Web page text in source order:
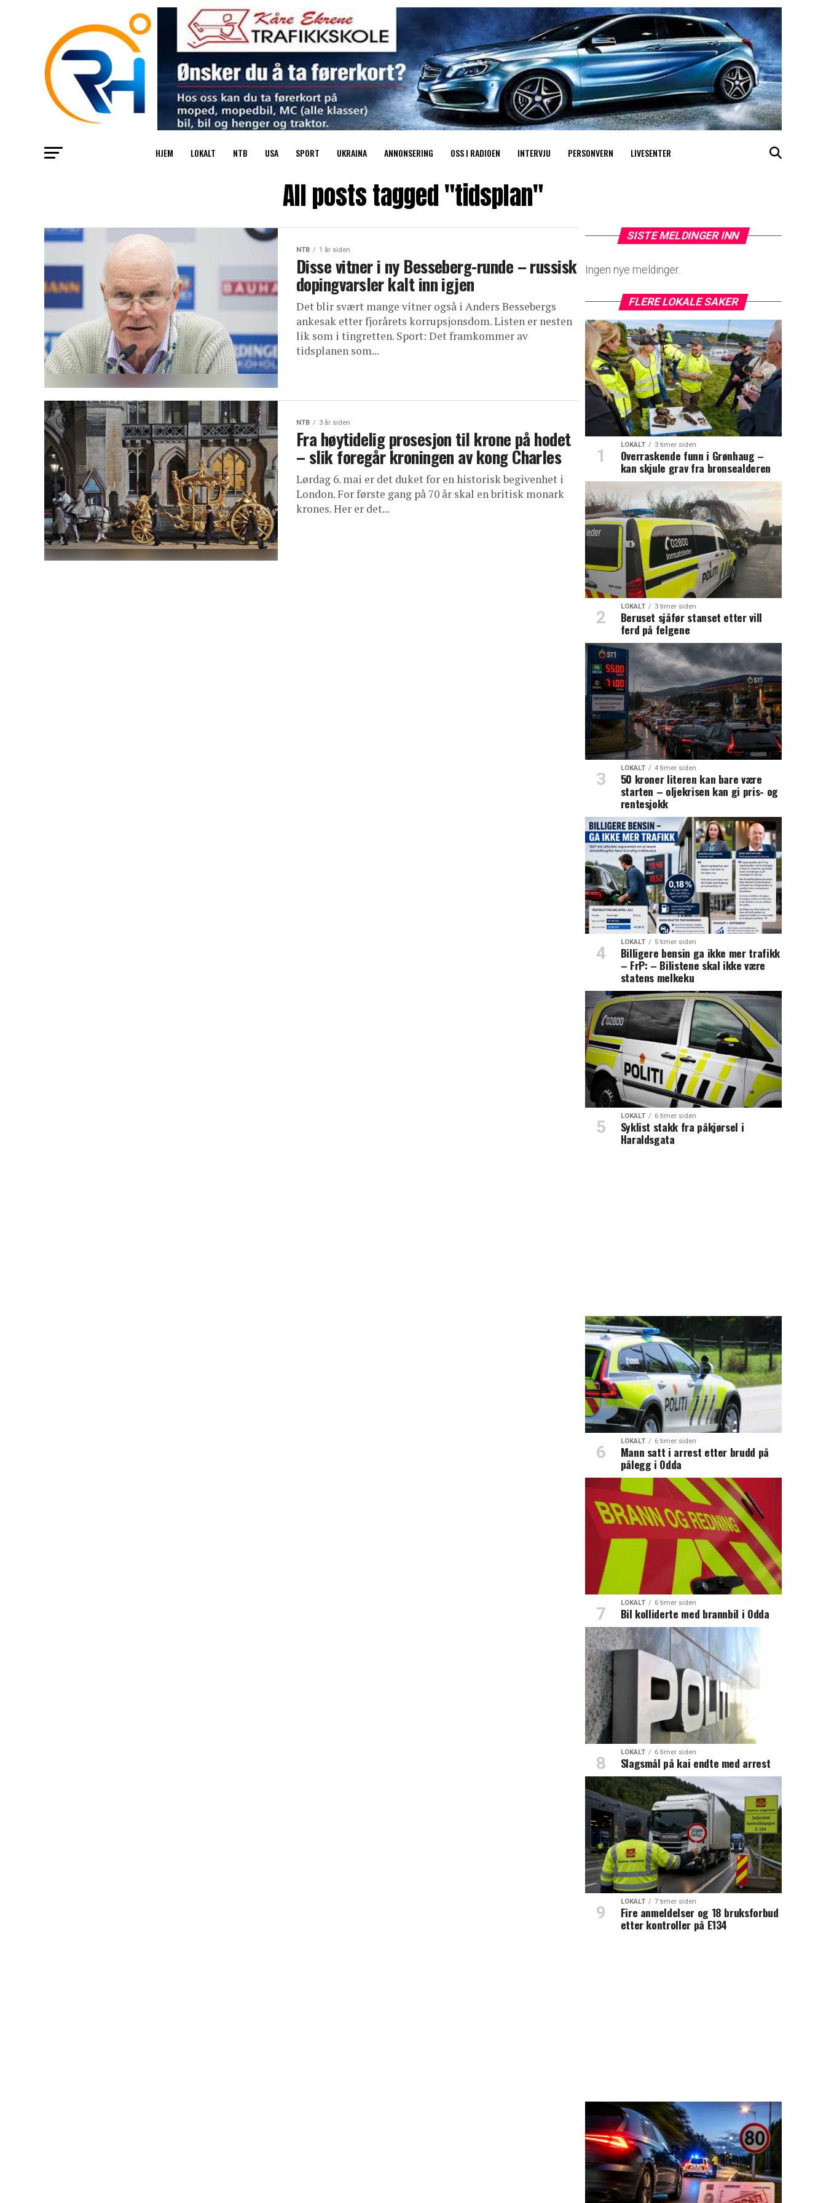
HJEM LOKALT NTB USA SPORT UKRAINA ANNONSERING OSS I RADIOEN INTERVJU PERSONVERN LIVESENTER
All posts tagged "tidsplan"
NTB 1 år siden
Disse vitner i ny Besseberg-runde – russisk
dopingvarsler kalt inn igjen
Det blir svært mange vitner også i Anders Bessebergs
ankesak etter fjorårets korrupsjonsdom. Listen er nesten
lik som i tingretten. Sport: Det framkommer av
tidsplanen som...
NTB 3 år siden
Fra høytidelig prosesjon til krone på hodet
– slik foregår kroningen av kong Charles
Lørdag 6. mai er det duket for en historisk begivenhet i
London. For første gang på 70 år skal en britisk monark
krones. Her er det...
SISTE MELDINGER INN
Ingen nye meldinger.
FLERE LOKALE SAKER
LOKALT 3 timer siden
Overraskende funn i Grønhaug –
kan skjule grav fra bronsealderen
LOKALT 3 timer siden
Beruset sjåfør stanset etter vill
ferd på felgene
LOKALT 4 timer siden
50 kroner literen kan bare være
starten – oljekrisen kan gi pris- og
rentesjokk
LOKALT 5 timer siden
Billigere bensin ga ikke mer trafikk
– FrP: – Bilistene skal ikke være
statens melkeku
LOKALT 6 timer siden
Syklist stakk fra påkjørsel i
Haraldsgata
LOKALT 6 timer siden
Mann satt i arrest etter brudd på
pålegg i Odda
LOKALT 6 timer siden
Bil kolliderte med brannbil i Odda
LOKALT 6 timer siden
Slagsmål på kai endte med arrest
LOKALT 7 timer siden
Fire anmeldelser og 18 bruksforbud
etter kontroller på E134